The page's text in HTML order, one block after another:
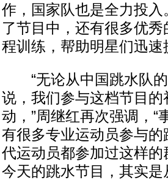
作，国家队也是全力投
了节目中，还有很多优
程训练，帮助明星们迅速
“无论从中国跳水队的
说，我们参与这档节目
动，”周继红再次强调，
有很多专业运动员参与
代运动员都参加过这样
今天的跳水节目，其实